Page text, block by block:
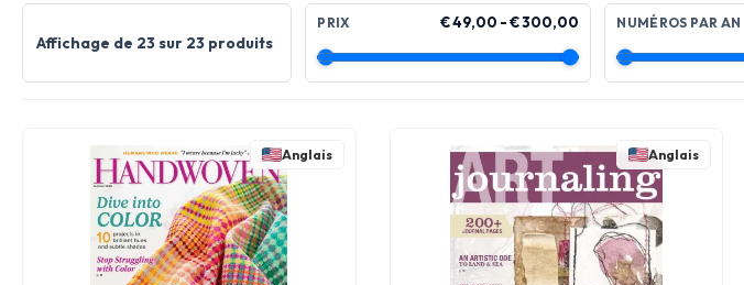
Affichage de 23 sur 23 produits
PRIX € 49,00 - € 300,00 NUMÉROS PAR AN
Anglais Anglais